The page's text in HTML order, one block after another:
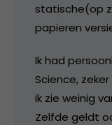
statische(op
papieren
Ik had
Science,
ik zie weinig
Zelfde geldt